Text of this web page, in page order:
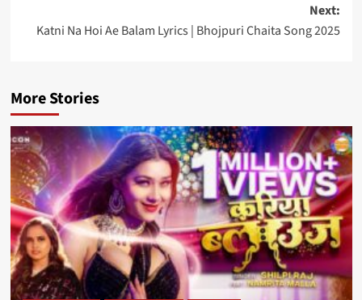
Next:
Katni Na Hoi Ae Balam Lyrics | Bhojpuri Chaita Song 2025
More Stories